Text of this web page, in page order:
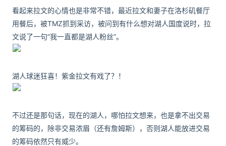
看起来拉文的心情也是非常不错，最近拉文和妻子在洛杉矶餐厅
用餐后，被TMZ抓到采访，被问到有什么想对湖人国度说时，拉
文说了一句“我一直都是湖人粉丝”。
湖人球迷狂喜！紫金拉文有戏了？！
不过还是那句话，现在的湖人，哪怕拉文想来，也是拿不出交易
的筹码的，除非交易浓眉（还有詹姆斯），否则湖人能放进交易
的筹码依然只有威少。